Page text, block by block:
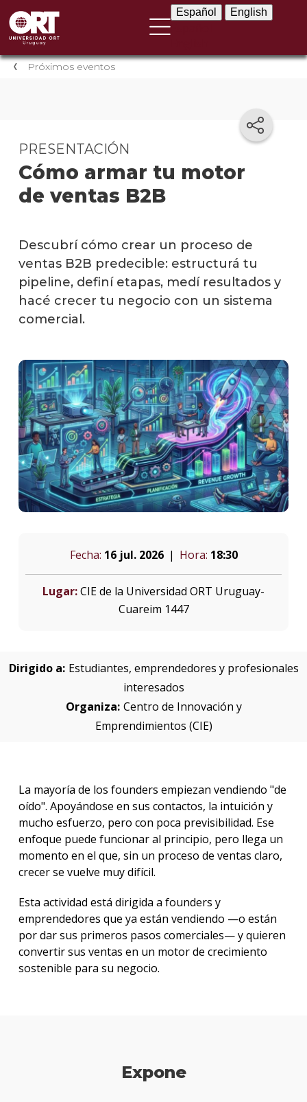
Español English
Próximos eventos
Cómo armar tu motor
de ventas B2B
PRESENTACIÓN
Descubrí cómo crear un proceso de
ventas B2B predecible: estructurá tu
pipeline, definí etapas, medí resultados y
hacé crecer tu negocio con un sistema
comercial.
Fecha: 16 jul. 2026 Hora: 18:30
Lugar:CIE de la Universidad ORT Uruguay-
Cuareim 1447
Dirigido a: Estudiantes, emprendedores y profesionales
interesados
Organiza: Centro de Innovación y
Emprendimientos (CIE)
La mayoría de los founders empiezan vendiendo "de
oído". Apoyándose en sus contactos, la intuición y
mucho esfuerzo, pero con poca previsibilidad. Ese
enfoque puede funcionar al principio, pero llega un
momento en el que, sin un proceso de ventas claro,
crecer se vuelve muy difícil.
Esta actividad está dirigida a founders y
emprendedores que ya están vendiendo —o están
por dar sus primeros pasos comerciales— y quieren
convertir sus ventas en un motor de crecimiento
sostenible para su negocio.
Expone